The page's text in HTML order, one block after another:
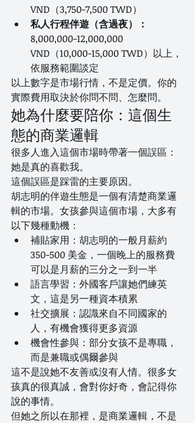
VND（3,750-7,500 TWD）
私人行程伴遊（含過夜）：
8,000,000-12,000,000
VND（10,000-15,000 TWD）以上，
依服務範圍談定
以上數字是市場行情，不是定價。你的
實際費用取決於你問不問、怎麼問。
她為什麼要陪你：這個生
態的商業邏輯
很多人進入這個市場時帶著一個誤區：
她是真的喜歡我。
這個誤區是踩雷的主要原因。
胡志明的伴遊生態是一個有清楚商業邏
輯的市場。女孩參與這個市場，大多有
以下幾種動機：
補貼家用：胡志明的一般月薪約
350-500 美金，一個晚上的服務費
可以是月薪的三分之一到一半
語言學習：外國客戶讓她們練英
文，這是另一種資本積累
社交擴展：認識來自不同國家的
人，有機會獲得更多資源
機會性參與：部分女孩不是專職，
而是兼職或偶爾參與
這不是說她不友善或沒有人情。很多女
孩真的很真誠，會對你好奇，會記得你
說的事情。
但她之所以在那裡，是商業邏輯，不是